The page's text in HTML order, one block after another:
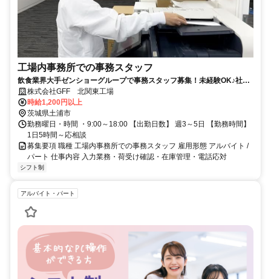
工場内事務所での事務スタッフ
飲食業界大手ゼンショーグループで事務スタッフ募集！未経験OK♪社員
登用制度あり☆
株式会社GFF 北関東工場
時給1,200円以上
茨城県土浦市
勤務曜日・時間 ・9:00～18:00 【出勤日数】 週3～5日 【勤務時間】
1日5時間～応相談
募集要項 職種 工場内事務所での事務スタッフ 雇用形態 アルバイト /
パート 仕事内容 入力業務・荷受け確認・在庫管理・電話応対
シフト制
アルバイト・パート